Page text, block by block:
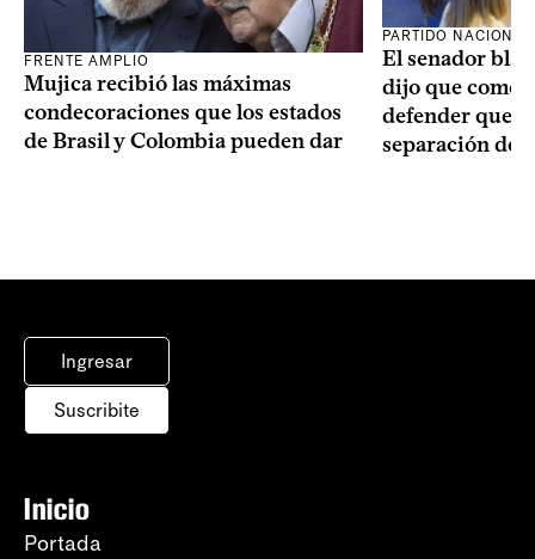
FRENTE AMPLIO
Mujica recibió las máximas
condecoraciones que los estados
de Brasil y Colombia pueden dar
PARTIDO NACIONAL
El senador
dijo que como
defender que
separación de
Ingresar
Suscribite
Inicio
Portada